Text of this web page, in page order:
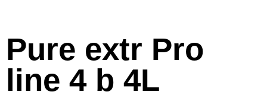
Pure extr Pro
line 4 b 4L